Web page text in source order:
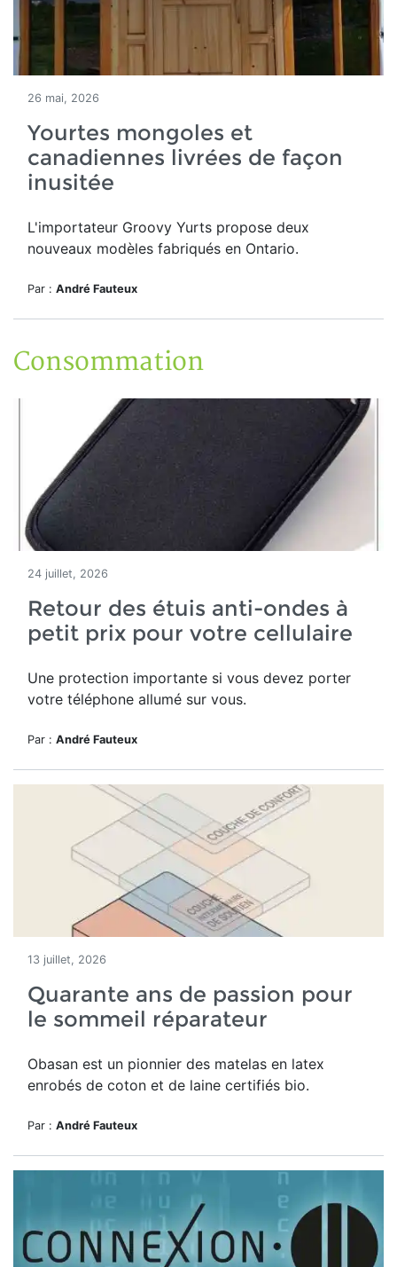
26 mai, 2026
Yourtes mongoles et
canadiennes livrées de façon
inusitée
L'importateur Groovy Yurts propose deux
nouveaux modèles fabriqués en Ontario.
Par : André Fauteux
Consommation
24 juillet, 2026
Retour des étuis anti-ondes à
petit prix pour votre cellulaire
Une protection importante si vous devez porter
votre téléphone allumé sur vous.
Par : André Fauteux
13 juillet, 2026
Quarante ans de passion pour
le sommeil réparateur
Obasan est un pionnier des matelas en latex
enrobés de coton et de laine certifiés bio.
Par : André Fauteux